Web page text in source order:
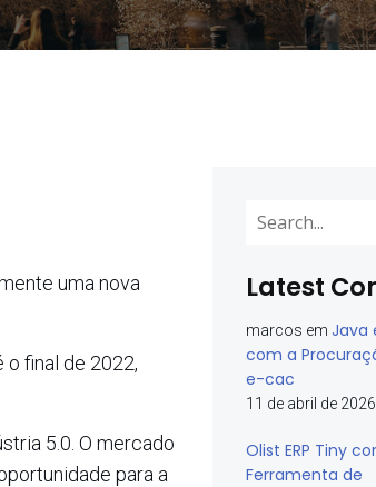
uma nova
final de 2022,
5.0. O mercado
para a
Latest
marcos em Java
com a
e-cac
11 de abril de 2026
Olist ERP Tiny
Ferramenta de